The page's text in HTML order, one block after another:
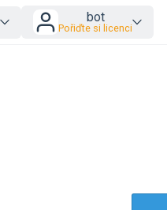
bot
Pořiďte si licenci